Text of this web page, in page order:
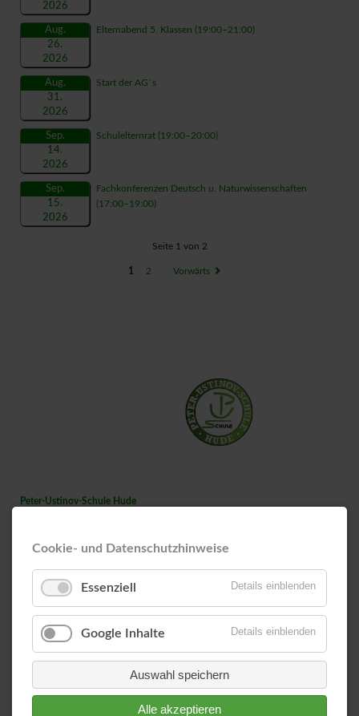
2026
Aug.
26.
2026
Elternabend 5. Klassen(19:00–21:00)
Aug.
31.
2026
Start der AG`s
Sep.
14.
2026
Schulelternrat(19:00–20:00)
Sep.
15.
2026
Fachkonferenzen Deutsch u. Naturwissenschaften
(17:00–19:00)
Seite 1 von 2
1 2 Vorwärts
Peter-Ustinov-Schule Hude
27798 Hude
Tel.: 04408 / 80990-0
Fax: 04408 / 80990135
Wichtige Links
Cookie- und Datenschutzhinweise
Essenziell Details einblenden
Google Inhalte Details einblenden
Auswahl speichern
Alle akzeptieren